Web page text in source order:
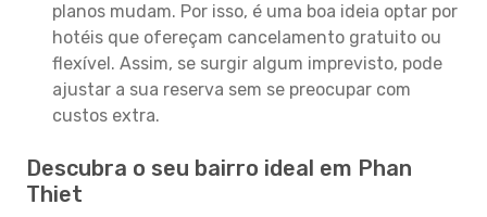
planos mudam. Por isso, é uma boa ideia optar por
hotéis que ofereçam cancelamento gratuito ou
flexível. Assim, se surgir algum imprevisto, pode
ajustar a sua reserva sem se preocupar com
custos extra.
Descubra o seu bairro ideal em Phan
Thiet